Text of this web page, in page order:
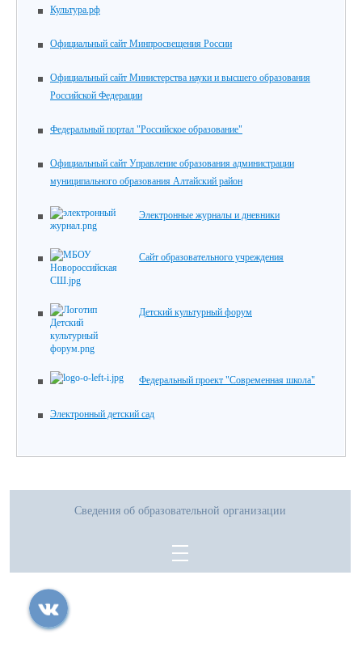
Культура.рф
Официальный сайт Минпросвещения России
Официальный сайт Министерства науки и высшего образования
Российской Федерации
Федеральный портал "Российское образование"
Официальный сайт Управление образования администрации
муниципального образования Алтайский район
Электронные журналы и дневники
Сайт образовательного учреждения
Детский культурный форум
Федеральный проект "Современная школа"
Электронный детский сад
Сведения об образовательной организации